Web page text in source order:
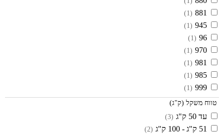
881
(1)
945
(1)
96
(1)
970
(1)
981
(1)
985
(1)
999
(1)
טווח משקל (ק"ג)
עד 50 ק"ג (3)
51 ק"ג - 100 ק"ג (2)